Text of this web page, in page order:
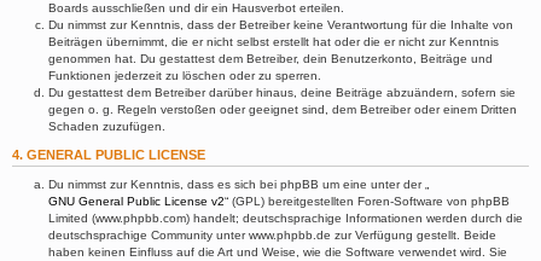
Boards ausschließen und dir ein Hausverbot erteilen.
Du nimmst zur Kenntnis, dass der Betreiber keine Verantwortung für die Inhalte von
Beiträgen übernimmt, die er nicht selbst erstellt hat oder die er nicht zur Kenntnis
genommen hat. Du gestattest dem Betreiber, dein Benutzerkonto, Beiträge und
Funktionen jederzeit zu löschen oder zu sperren.
Du gestattest dem Betreiber darüber hinaus, deine Beiträge abzuändern, sofern sie
gegen o. g. Regeln verstoßen oder geeignet sind, dem Betreiber oder einem Dritten
Schaden zuzufügen.
4. GENERAL PUBLIC LICENSE
Du nimmst zur Kenntnis, dass es sich bei phpBB um eine unter der „
GNU General Public License v2“ (GPL) bereitgestellten Foren-Software von phpBB
Limited (www.phpbb.com) handelt; deutschsprachige Informationen werden durch die
deutschsprachige Community unter www.phpbb.de zur Verfügung gestellt. Beide
haben keinen Einfluss auf die Art und Weise, wie die Software verwendet wird. Sie